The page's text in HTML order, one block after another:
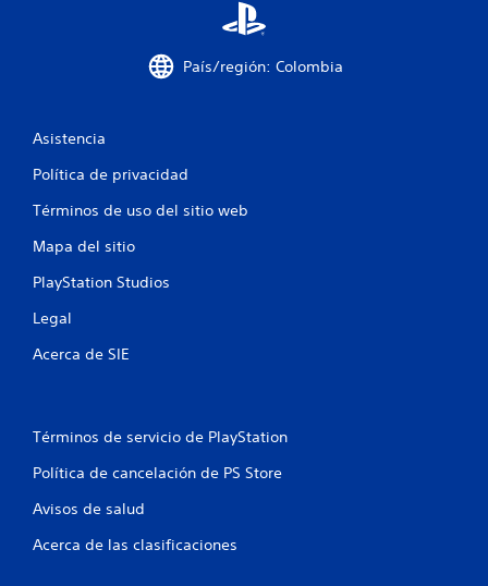
País/región: Colombia
Asistencia
Política de privacidad
Términos de uso del sitio web
Mapa del sitio
PlayStation Studios
Legal
Acerca de SIE
Términos de servicio de PlayStation
Política de cancelación de PS Store
Avisos de salud
Acerca de las clasificaciones